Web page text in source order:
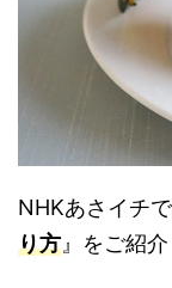
NHKあさイチ
り方 』をご紹介